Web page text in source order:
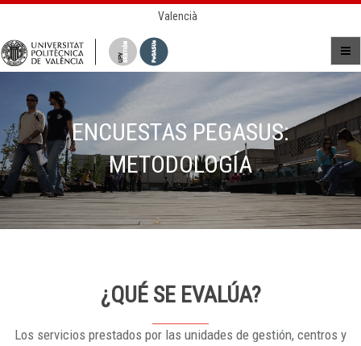
Valencià
ENCUESTAS PEGASUS:
METODOLOGÍA
¿QUÉ SE EVALÚA?
Los servicios prestados por las unidades de gestión, centros y